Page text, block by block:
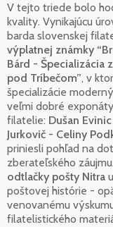
V tejto triede bolo
kvality. Vynikajúcu
barda slovenskej
výplatnej známky
Bárd - Špecializácia
pod Tríbečom”, v
špecializácie
veľmi dobré
filatelie: Dušan
Jurkovič - Celiny
priniesli pohľad na
zberateľského
odtlačky pošty Nitra
poštovej histórie -
venovanému
filatelistického